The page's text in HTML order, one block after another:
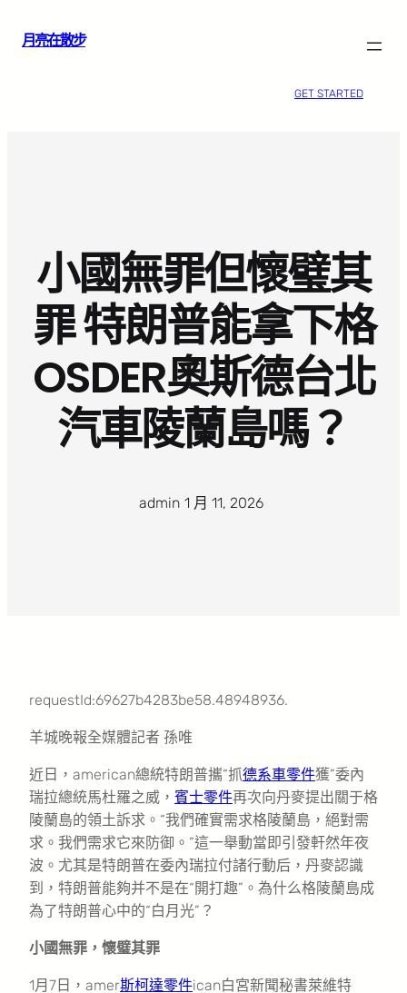
月亮在散步
GET STARTED
小國無罪但懷璧其
罪 特朗普能拿下格
OSDER奧斯德台北
汽車陵蘭島嗎？
admin 1 月 11, 2026
requestId:69627b4283be58.48948936.
羊城晚報全媒體記者 孫唯
近日，american總統特朗普攜“抓德系車零件獲”委內
瑞拉總統馬杜羅之威， 賓士零件再次向丹麥提出關于格
陵蘭島的領土訴求。“我們確實需求格陵蘭島，絕對需
求。我們需求它來防御。”這一舉動當即引發軒然年夜
波。尤其是特朗普在委內瑞拉付諸行動后，丹麥認識
到，特朗普能夠并不是在“開打趣”。為什么格陵蘭島成
為了特朗普心中的“白月光”？
小國無罪，懷璧其罪
1月7日，amer斯柯達零件ican白宮新聞秘書萊維特